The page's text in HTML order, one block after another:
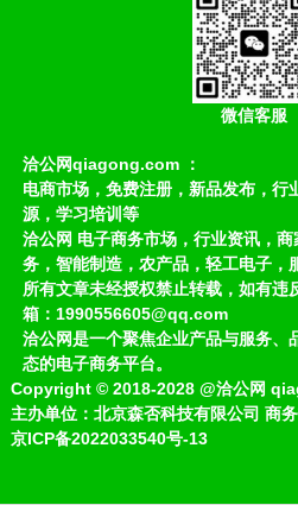
微信客服
洽公网qiagong.com ：
电商市场，免费注册，新品发布，行
源，学习培训等
洽公网 电子商务市场，行业资讯，
务，智能制造，农产品，轻工电子，
所有文章未经授权禁止转载，如有违
箱：1990556605@qq.com
洽公网是一个聚焦企业产品与服务、
态的电子商务平台。
Copyright ©2018-2028 @洽公网
主办单位：北京森否科技有限公司 商
京ICP备2022033540号-13